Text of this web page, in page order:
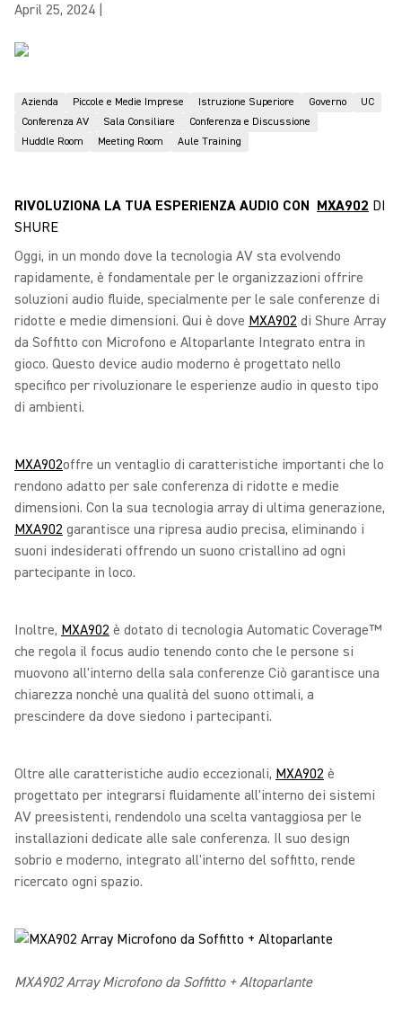
April 25, 2024
Azienda Piccole e Medie Imprese Istruzione Superiore Governo
UC
Conferenza AV
Sala Consiliare
Conferenza e Discussione
Huddle Room
Meeting Room Aule Training
RIVOLUZIONA LA TUA ESPERIENZA AUDIO CON MXA902 DI
SHURE
Oggi, in un mondo dove la tecnologia AV sta evolvendo
rapidamente, è fondamentale per le organizzazioni offrire
soluzioni audio fluide, specialmente per le sale conferenze di
ridotte e medie dimensioni. Qui è dove MXA902 di Shure Array
da Soffitto con Microfono e Altoparlante Integrato entra in
gioco. Questo device audio moderno è progettato nello
specifico per rivoluzionare le esperienze audio in questo tipo
di ambienti.
MXA902offre un ventaglio di caratteristiche importanti che lo
rendono adatto per sale conferenza di ridotte e medie
dimensioni. Con la sua tecnologia array di ultima generazione,
MXA902 garantisce una ripresa audio precisa, eliminando i
suoni indesiderati offrendo un suono cristallino ad ogni
partecipante in loco.
Inoltre, MXA902 è dotato di tecnologia Automatic Coverage™
che regola il focus audio tenendo conto che le persone si
muovono all'interno della sala conferenze Ciò garantisce una
chiarezza nonchè una qualità del suono ottimali, a
prescindere da dove siedono i partecipanti.
Oltre alle caratteristiche audio eccezionali, MXA902 è
progettato per integrarsi fluidamente all'interno dei sistemi
AV preesistenti, rendendolo una scelta vantaggiosa per le
installazioni dedicate alle sale conferenza. Il suo design
sobrio e moderno, integrato all'interno del soffitto, rende
ricercato ogni spazio.
MXA902 Array Microfono da Soffitto + Altoparlante